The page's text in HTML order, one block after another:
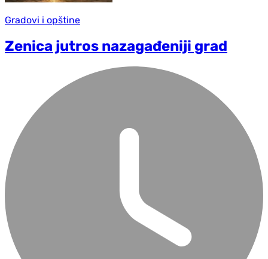
Gradovi i opštine
Zenica jutros nazagađeniji grad